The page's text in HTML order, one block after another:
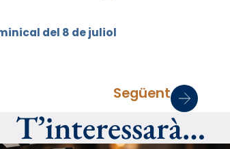
del 8 de juliol
Següent
T’interessarà…